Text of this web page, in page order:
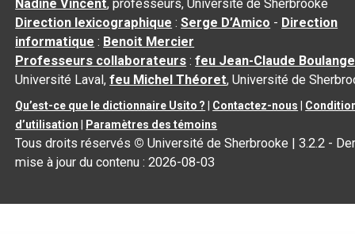
Nadine Vincent, professeurs, Université de Sherbrooke
Direction lexicographique :Serge D’Amico - Direction
informatique : Benoit Mercier
Professeurs collaborateurs :feu Jean-Claude
Université Laval,feu Michel Théoret, Université de
Qu’est-ce que le dictionnaire Usito ? Contactez-nous
d’utilisation
Paramètres des témoins
Tous droits réservés © Université de Sherbrooke |3.2.2 -
mise à jour du contenu :2026-08-03